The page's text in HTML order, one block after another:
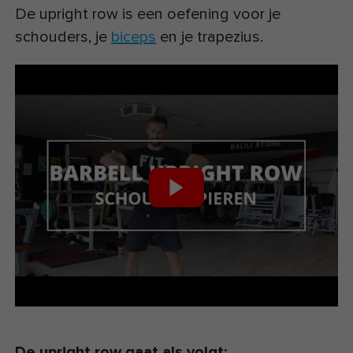
De upright row is een oefening voor je
schouders, je biceps en je trapezius.